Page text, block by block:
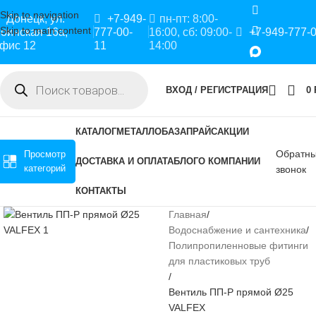
Skip to navigation
Skip to main content
Донецк, ул.
16а,
12
+7-949-
777-00-
11
пн-пт: 8:00-
16:00, сб: 09:00-
14:00
+7-949-777-
ВХОД / РЕГИСТРАЦИЯ 0
Просмотр
категорий
КАТАЛОГМЕТАЛЛОБАЗАПРАЙСАКЦИИ
ДОСТАВКА И ОПЛАТАБЛОГО КОМПАНИИ
КОНТАКТЫ
звонок
Главная
Водоснабжение и сантехника
Полипропиленновые фитинги
для пластиковых труб
Вентиль ПП-Р прямой Ø25
VALFEX